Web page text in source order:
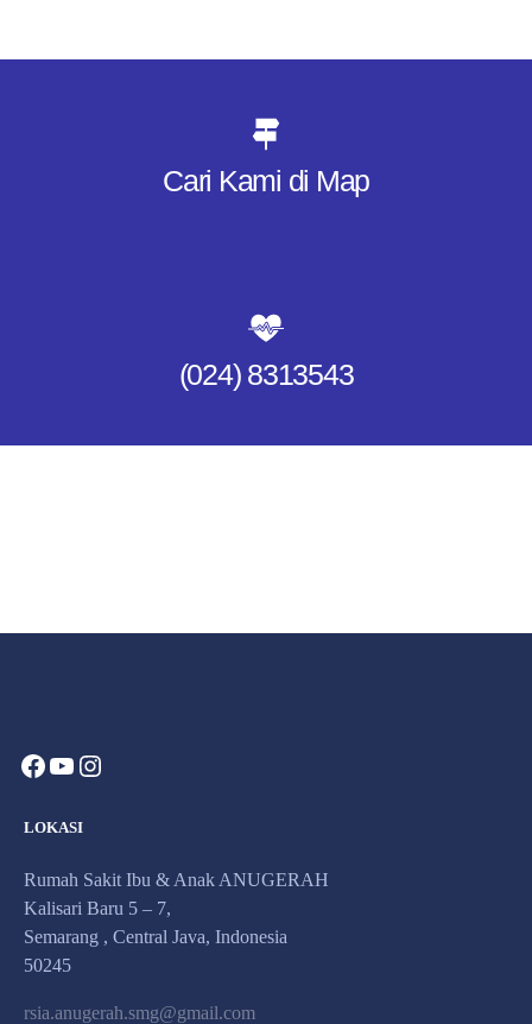
Cari Kami di Map
(024) 8313543​
LOKASI
Rumah Sakit Ibu & Anak ANUGERAH
Kalisari Baru 5 – 7,
Semarang , Central Java, Indonesia
50245
rsia.anugerah.smg@gmail.com